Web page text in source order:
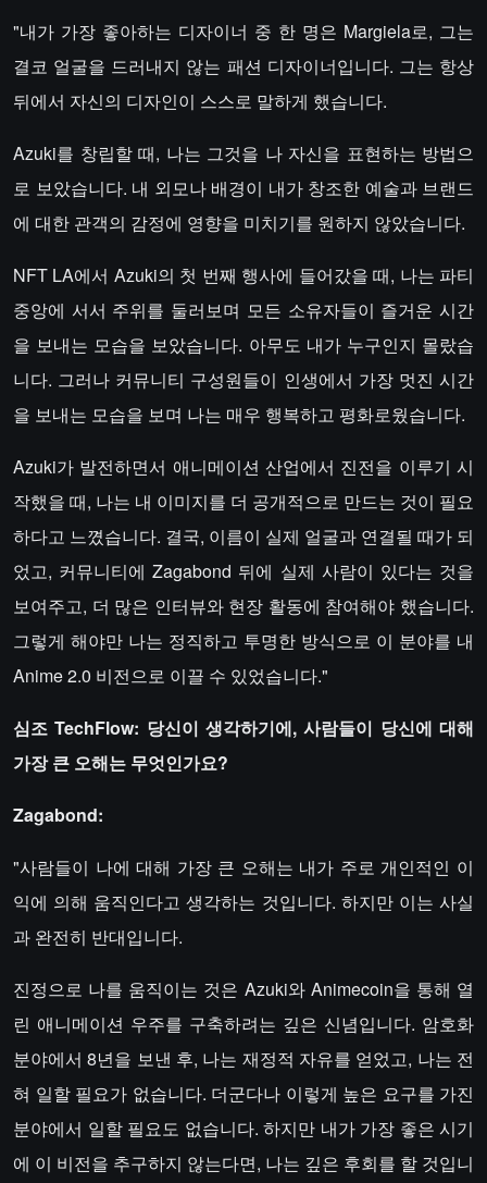
"내가 가장 좋아하는 디자이너 중 한 명은 Margiela로, 그는
결코 얼굴을 드러내지 않는 패션 디자이너입니다. 그는 항상
뒤에서 자신의 디자인이 스스로 말하게 했습니다.
Azuki를 창립할 때, 나는 그것을 나 자신을 표현하는 방법으
로 보았습니다. 내 외모나 배경이 내가 창조한 예술과 브랜드
에 대한 관객의 감정에 영향을 미치기를 원하지 않았습니다.
NFT LA에서 Azuki의 첫 번째 행사에 들어갔을 때, 나는 파티
중앙에 서서 주위를 둘러보며 모든 소유자들이 즐거운 시간
을 보내는 모습을 보았습니다. 아무도 내가 누구인지 몰랐습
니다. 그러나 커뮤니티 구성원들이 인생에서 가장 멋진 시간
을 보내는 모습을 보며 나는 매우 행복하고 평화로웠습니다.
Azuki가 발전하면서 애니메이션 산업에서 진전을 이루기 시
작했을 때, 나는 내 이미지를 더 공개적으로 만드는 것이 필요
하다고 느꼈습니다. 결국, 이름이 실제 얼굴과 연결될 때가 되
었고, 커뮤니티에 Zagabond 뒤에 실제 사람이 있다는 것을
보여주고, 더 많은 인터뷰와 현장 활동에 참여해야 했습니다.
그렇게 해야만 나는 정직하고 투명한 방식으로 이 분야를 내
Anime 2.0 비전으로 이끌 수 있었습니다."
심조 TechFlow: 당신이 생각하기에, 사람들이 당신에 대해
가장 큰 오해는 무엇인가요?
Zagabond:
"사람들이 나에 대해 가장 큰 오해는 내가 주로 개인적인 이
익에 의해 움직인다고 생각하는 것입니다. 하지만 이는 사실
과 완전히 반대입니다.
진정으로 나를 움직이는 것은 Azuki와 Animecoin을 통해 열
린 애니메이션 우주를 구축하려는 깊은 신념입니다. 암호화
분야에서 8년을 보낸 후, 나는 재정적 자유를 얻었고, 나는 전
혀 일할 필요가 없습니다. 더군다나 이렇게 높은 요구를 가진
분야에서 일할 필요도 없습니다. 하지만 내가 가장 좋은 시기
에 이 비전을 추구하지 않는다면, 나는 깊은 후회를 할 것입니